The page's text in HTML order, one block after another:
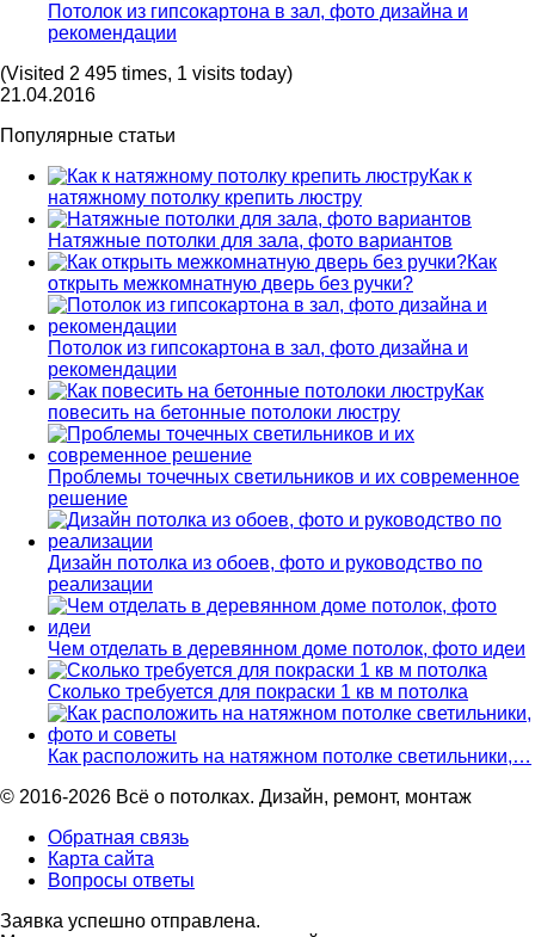
Потолок из гипсокартона в зал, фото дизайна и
рекомендации
(Visited 2 495 times, 1 visits today)
21.04.2016
Популярные статьи
Как к
натяжному потолку крепить люстру
Натяжные потолки для зала, фото вариантов
Как
открыть межкомнатную дверь без ручки?
Потолок из гипсокартона в зал, фото дизайна и
рекомендации
Как
повесить на бетонные потолоки люстру
Проблемы точечных светильников и их современное
решение
Дизайн потолка из обоев, фото и руководство по
реализации
Чем отделать в деревянном доме потолок, фото идеи
Сколько требуется для покраски 1 кв м потолка
Как расположить на натяжном потолке светильники,…
© 2016-2026 Всё о потолках. Дизайн, ремонт, монтаж
Обратная связь
Карта сайта
Вопросы ответы
Заявка успешно отправлена.